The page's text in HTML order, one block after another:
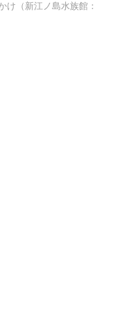
け（新江ノ島水族館：